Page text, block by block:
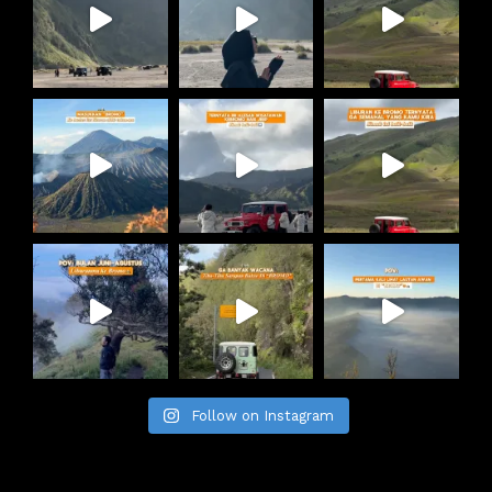
Follow on Instagram